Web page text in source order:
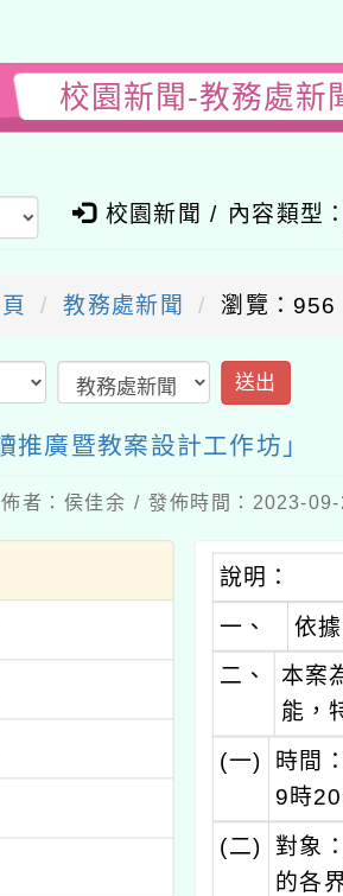
校園新聞-教務處新
校園新聞 / 內容類型：
教務處新聞 瀏覽：956
送出
推廣暨教案設計工作坊」
者：侯佳余 / 發佈時間：2023-
說明：
一、
依
二、
本案
能，
(一)
時間
9時
(二)
對象
的各